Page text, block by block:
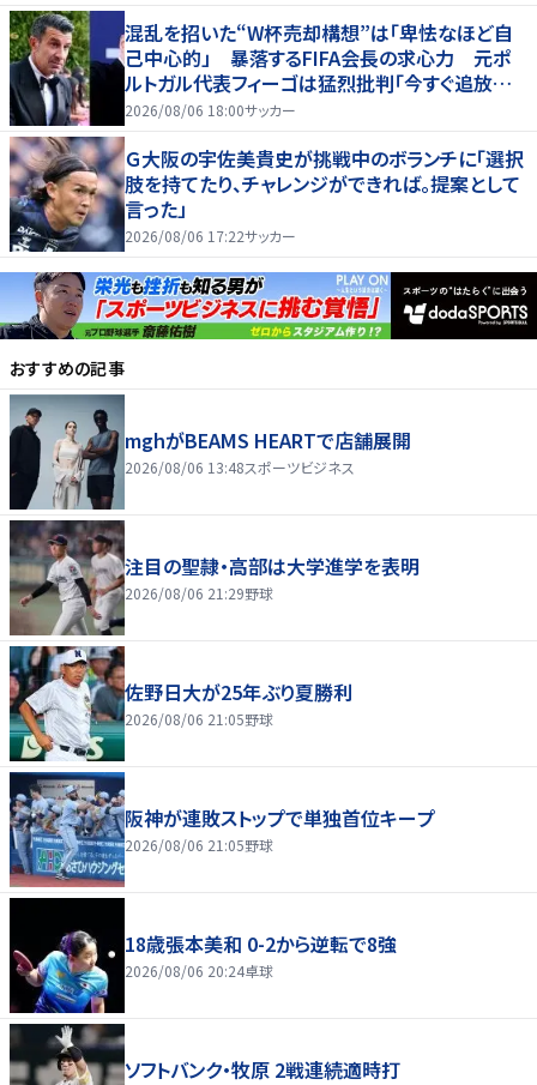
混乱を招いた“W杯売却構想”は「卑怯なほど自
己中心的」 暴落するFIFA会長の求心力 元ポ
ルトガル代表フィーゴは猛烈批判「今すぐ追放す
べきだ」
2026/08/06 18:00サッカー
Ｇ大阪の宇佐美貴史が挑戦中のボランチに「選択
肢を持てたり、チャレンジができれば。提案として
言った」
2026/08/06 17:22サッカー
おすすめの記事
mghがBEAMS HEARTで店舗展開
2026/08/06 13:48スポーツビジネス
注目の聖隷・高部は大学進学を表明
2026/08/06 21:29野球
佐野日大が25年ぶり夏勝利
2026/08/06 21:05野球
阪神が連敗ストップで単独首位キープ
2026/08/06 21:05野球
18歳張本美和 0-2から逆転で8強
2026/08/06 20:24卓球
ソフトバンク・牧原 2戦連続適時打